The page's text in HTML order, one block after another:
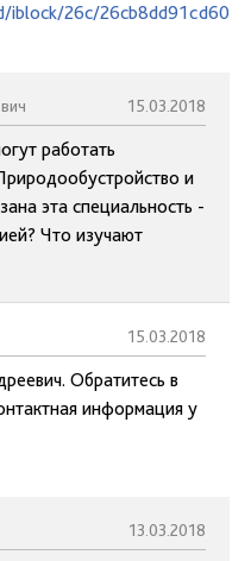
iblock/26c/
15.03.2018
работать
и
эта специальность -
Что изучают
15.03.2018
Обратитесь в
информация у
13.03.2018